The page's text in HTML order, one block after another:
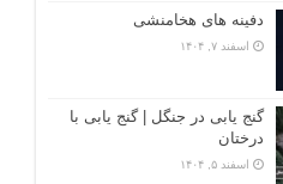
دفینه های هخامنشی
اسفند ۷, ۱۴۰۴
گنج یابی در جنگل | گنج یابی با
درختان
اسفند ۵, ۱۴۰۴